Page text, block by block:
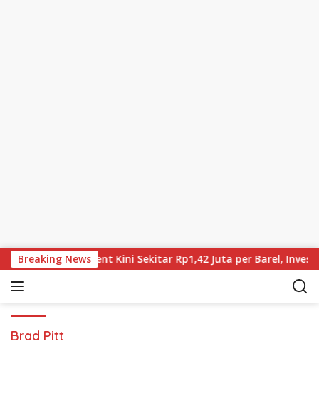
Breaking News
Terus Turun, Brent Kini Sekitar Rp1,42 Juta per Barel,
Brad Pitt